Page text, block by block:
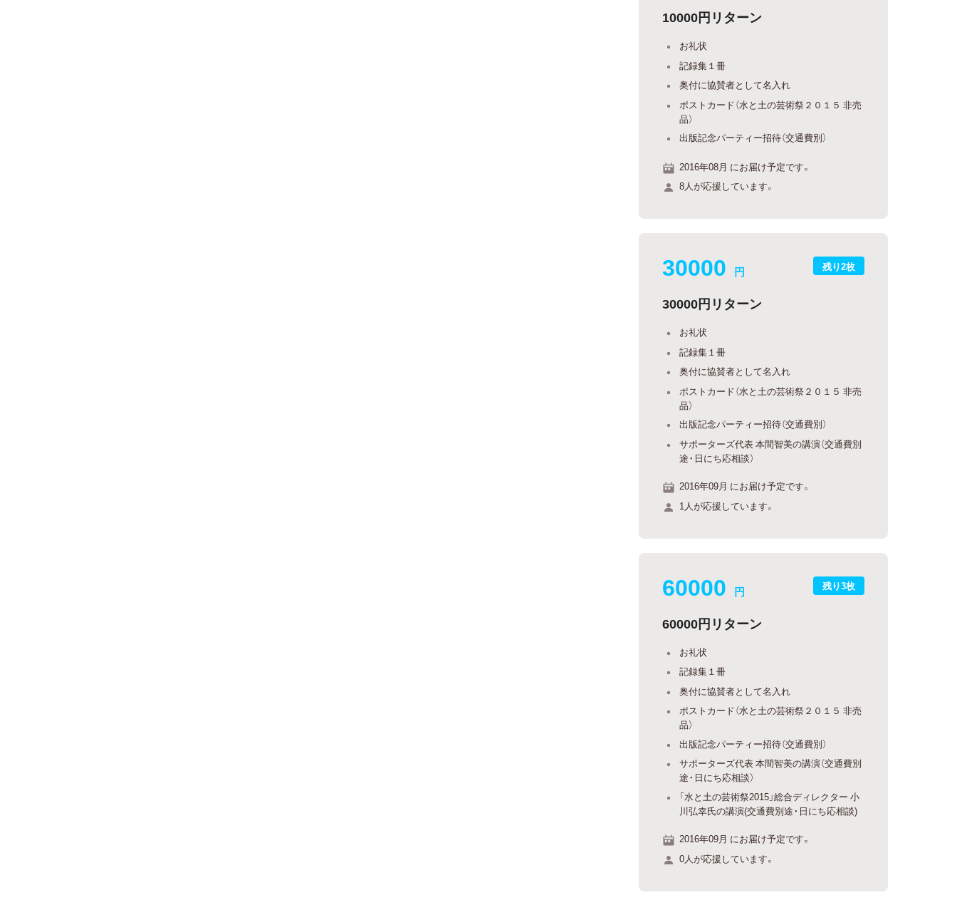
10000円リターン
お礼状
記録集１冊
奥付に協賛者として名入れ
ポストカード（水と土の芸術祭２０１５ 非売
品）
出版記念パーティー招待（交通費別）
2016年08月 にお届け予定です。
8人が応援しています。
残り2枚
30000 円
30000円リターン
お礼状
記録集１冊
奥付に協賛者として名入れ
ポストカード（水と土の芸術祭２０１５ 非売
品）
出版記念パーティー招待（交通費別）
サポーターズ代表 本間智美の講演（交通費別
途・日にち応相談）
2016年09月 にお届け予定です。
1人が応援しています。
残り3枚
60000 円
60000円リターン
お礼状
記録集１冊
奥付に協賛者として名入れ
ポストカード（水と土の芸術祭２０１５ 非売
品）
出版記念パーティー招待（交通費別）
サポーターズ代表 本間智美の講演（交通費別
途・日にち応相談）
「水と土の芸術祭2015」総合ディレクター 小
川弘幸氏の講演(交通費別途・日にち応相談)
2016年09月 にお届け予定です。
0人が応援しています。